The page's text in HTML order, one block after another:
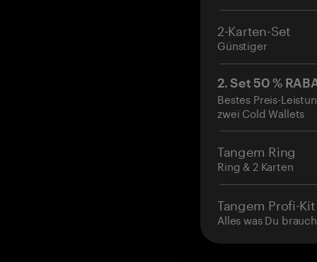
2-Karten-Set
Günstiger
2. Set 50 %
Bestes Preis-
zwei Cold Wallets
Tangem Ring
Ring & 2 Karten
Tangem Profi-Kit
Alles was Du